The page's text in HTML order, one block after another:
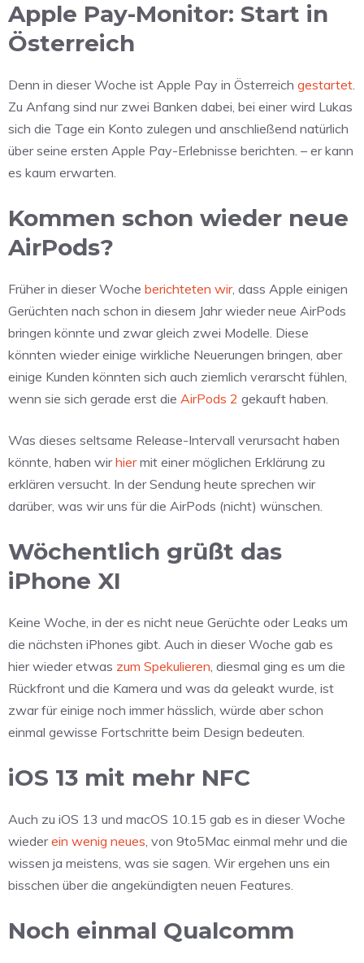
Apple Pay-Monitor: Start in
Österreich
Denn in dieser Woche ist Apple Pay in Österreich gestartet.
Zu Anfang sind nur zwei Banken dabei, bei einer wird Lukas
sich die Tage ein Konto zulegen und anschließend natürlich
über seine ersten Apple Pay-Erlebnisse berichten. – er kann
es kaum erwarten.
Kommen schon wieder neue
AirPods?
Früher in dieser Woche berichteten wir, dass Apple einigen
Gerüchten nach schon in diesem Jahr wieder neue AirPods
bringen könnte und zwar gleich zwei Modelle. Diese
könnten wieder einige wirkliche Neuerungen bringen, aber
einige Kunden könnten sich auch ziemlich verarscht fühlen,
wenn sie sich gerade erst die AirPods 2 gekauft haben.
Was dieses seltsame Release-Intervall verursacht haben
könnte, haben wirhiermit einer möglichen Erklärung zu
erklären versucht. In der Sendung heute sprechen wir
darüber, was wir uns für die AirPods (nicht) wünschen.
Wöchentlich grüßt das
iPhone XI
Keine Woche, in der es nicht neue Gerüchte oder Leaks um
die nächsten iPhones gibt. Auch in dieser Woche gab es
hier wieder etwas zum Spekulieren, diesmal ging es um die
Rückfront und die Kamera und was da geleakt wurde, ist
zwar für einige noch immer hässlich, würde aber schon
einmal gewisse Fortschritte beim Design bedeuten.
iOS 13 mit mehr NFC
Auch zu iOS 13 und macOS 10.15 gab es in dieser Woche
wiederein wenig neues, von 9to5Mac einmal mehr und die
wissen ja meistens, was sie sagen. Wir ergehen uns ein
bisschen über die angekündigten neuen Features.
Noch einmal Qualcomm